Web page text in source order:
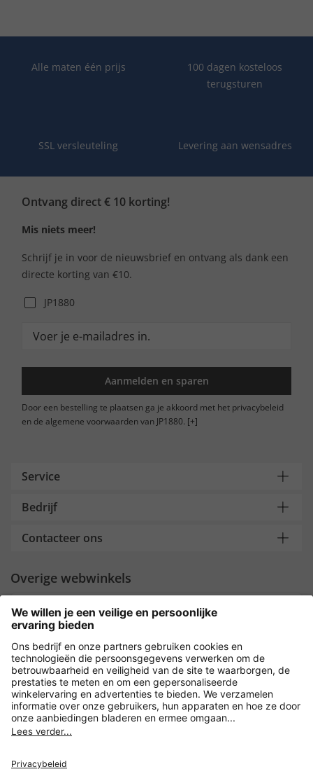
Alle maten één prijs
100 dagen kosteloos
terugsturen
SSL versleuteling Levering aan wensadres
Ontvang direct € 10 korting!
Mis niets meer!
Schrijf je in voor de nieuwsbrief en ontvang als dank een
directe korting van €10.
JP1880
Aanmelden en sparen
Door een bestelling te plaatsen ga je akkoord met het privacybeleid
en de algemene voorwaarden van JP1880. [+]
Service
Bedrijf
Contacteer ons
Overige webwinkels
Nederland
Payment and Delivery
Versleuteling met